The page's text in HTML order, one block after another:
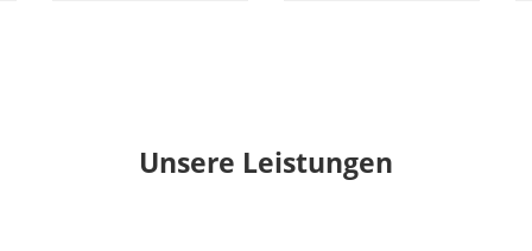
Unsere Leistungen